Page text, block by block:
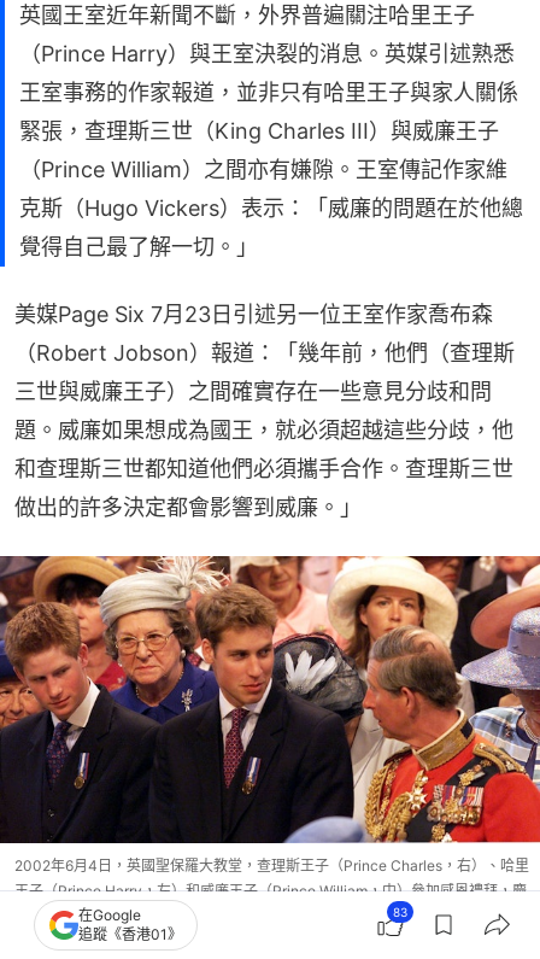
英國王室近年新聞不斷，外界普遍關注哈里王子
（Prince Harry）與王室決裂的消息。英媒引述熟悉
王室事務的作家報道，並非只有哈里王子與家人關係
緊張，查理斯三世（King Charles III）與威廉王子
（Prince William）之間亦有嫌隙。王室傳記作家維
克斯（Hugo Vickers）表示：「威廉的問題在於他總
覺得自己最了解一切。」
美媒Page Six 7月23日引述另一位王室作家喬布森
（Robert Jobson）報道：「幾年前，他們（查理斯
三世與威廉王子）之間確實存在一些意見分歧和問
題。威廉如果想成為國王，就必須超越這些分歧，他
和查理斯三世都知道他們必須攜手合作。查理斯三世
做出的許多決定都會影響到威廉。」
2002年6月4日，英國聖保羅大教堂，查理斯王子（Prince Charles，右）、哈里
王子（Prince Harry，左）和威廉王子（Prince William，中）參加感恩禮拜，慶
祝英女王登基五十週年的金禧紀念。（Getty）
在Google
追蹤《香港01》
83